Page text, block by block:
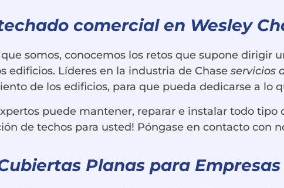
comercial en Wesley
somos, conocemos los retos que supone
edificios. Líderes en la industria de Chase servicios
de los edificios, para que pueda dedicarse a lo
puede mantener, reparar e instalar todo
de techos para usted! Póngase en contacto con
Planas para